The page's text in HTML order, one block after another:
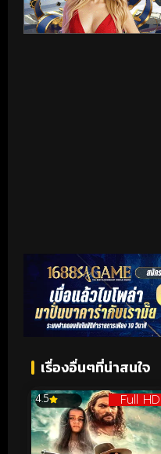
เรื่องอื่นๆที่น่าสนใจ
Full HD
4.5